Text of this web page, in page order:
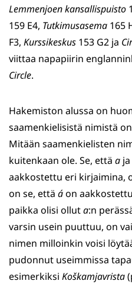
Lemmenjoen kansallispuisto
159 E4, Tutkimusasema 165
F3, Kurssikeskus 153 G2 ja
viittaa napapiirin
Circle.
Hakemiston alussa on
saamenkielisistä nimistä
Mitään saamenkielisten
kuitenkaan ole. Se, että a ja
aakkostettu eri kirjaimina,
on se, että áon aakkostettu
paikka olisi olluta:n
varsin usein puuttuu, on
nimen milloinkin voisi
pudonnut useimmissa
esimerkiksi Koškamjavrista